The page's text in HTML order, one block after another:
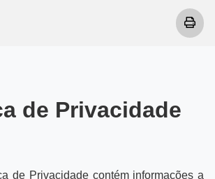
de Privacidade
de Privacidade contém informações a